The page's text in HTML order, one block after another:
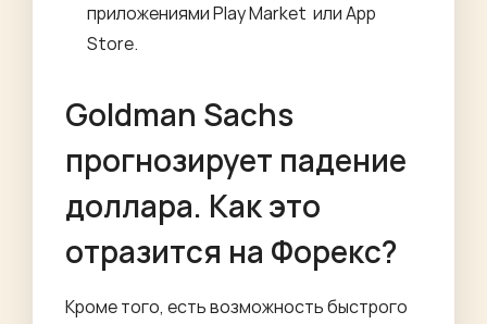
приложениями Play Market или App
Store.
Goldman Sachs
прогнозирует падение
доллара. Как это
отразится на Форекс?
Кроме того, есть возможность быстрого